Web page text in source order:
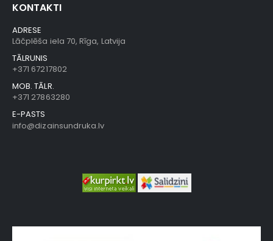
KONTAKTI
ADRESE
Lāčplēša iela 70, Rīga, Latvija
TĀLRUNIS
+371 67217802
MOB. TĀLR.
+371 27863280
E-PASTS
info@dizainsundruka.lv